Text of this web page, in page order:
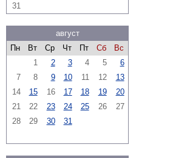
31
август
Пн
Вт Ср Чт Пт Сб
Вс
1
2 3 4 5
6
7
8 9 10 11 12
13
14
15 16 17 18 19
20
21
22 23 24 25 26
27
28
29 30 31